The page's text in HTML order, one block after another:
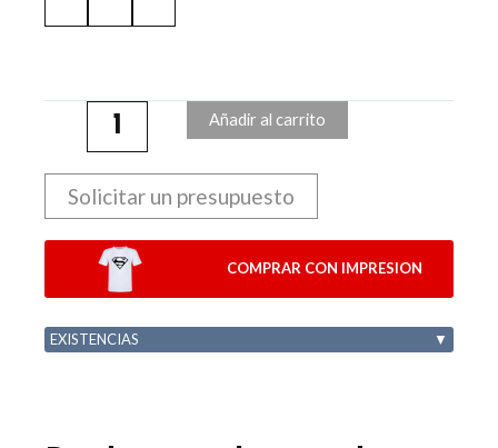
Añadir al carrito
Solicitar un presupuesto
COMPRAR CON IMPRESION
EXISTENCIAS ▼